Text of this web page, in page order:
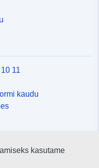
11
kaudu
kasutame